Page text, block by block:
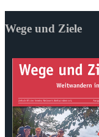
Wege und Ziele